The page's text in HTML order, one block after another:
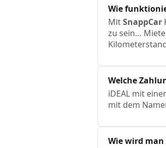
Wie
MitSnappCar
zu sein…
Welche
iDEAL mit
mit dem
Wie wird man